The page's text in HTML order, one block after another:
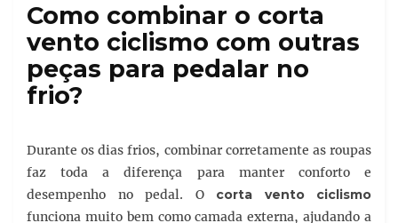
Como combinar o corta
vento ciclismo com outras
peças para pedalar no
frio?
Durante os dias frios, combinar corretamente as roupas
faz toda a diferença para manter conforto e
desempenho no pedal. O corta vento ciclismo
funciona muito bem como camada externa, ajudando a